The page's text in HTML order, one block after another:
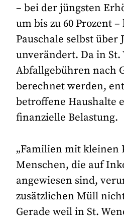
– bei der jüngsten
um bis zu 60 Prozent
Pauschale selbst über
unverändert. Da in St.
Abfallgebühren nach
berechnet werden,
betroffene Haushalte
finanzielle Belastung.
„Familien mit kleinen
Menschen, die auf
angewiesen sind,
zusätzlichen Müll
Gerade weil in St.